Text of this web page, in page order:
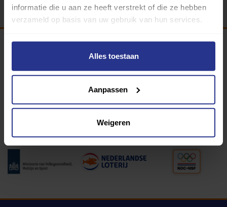
informatie die u aan ze heeft verstrekt of die ze hebben
verzameld op basis van uw gebruik van hun services.
Alles toestaan
Aanpassen
Weigeren
340 gemeenten